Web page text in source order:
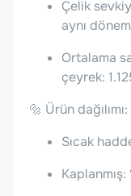
Çelik
aynı
Ortalama
çeyrek:
🔩 Ürün dağılımı:
Sıcak
Kaplanmış: